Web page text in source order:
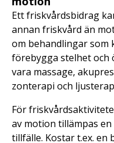
Ett friskvårdsbidrag
annan friskvård än
om behandlingar som
förebygga stelhet och
vara massage,
zonterapi och
För
av motion tillämpas
tillfälle. Kostar t.ex. en